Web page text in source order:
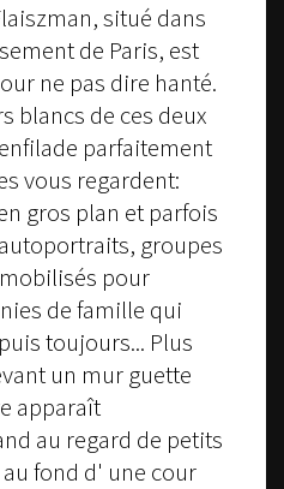
situé dans
de Paris, est
ne pas dire hanté.
blancs de ces deux
parfaitement
vous regardent:
gros plan et parfois
groupes
pour
de famille qui
toujours... Plus
un mur guette
apparaît
au regard de petits
fond d' une cour